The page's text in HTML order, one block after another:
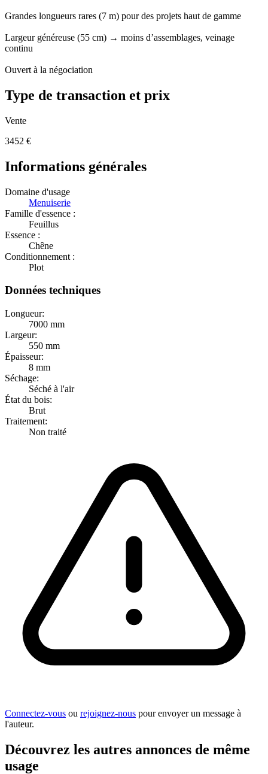
Grandes longueurs rares (7 m) pour des projets haut de gamme
Largeur généreuse (55 cm) → moins d’assemblages, veinage
continu
Ouvert à la négociation
Type de transaction et prix
Vente
3452 €
Informations générales
Domaine d'usage
Menuiserie
Famille d'essence :
Feuillus
Essence :
Chêne
Conditionnement :
Plot
Données techniques
Longueur:
7000 mm
Largeur:
550 mm
Épaisseur:
8 mm
Séchage:
Séché à l'air
État du bois:
Brut
Traitement:
Non traité
Connectez-vous ou rejoignez-nous pour envoyer un message à
l'auteur.
Découvrez les autres annonces de même
usage